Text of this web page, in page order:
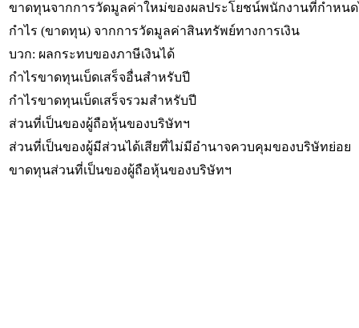
ขาดทุนจากการวัดมูลค่าใหม่ของผลประโยชน์พนักงานที่กำหนด
กำไร (ขาดทุน) จากการวัดมูลค่าสินทรัพย์ทางการเงิน
บวก: ผลกระทบของภาษีเงินได้
กำไรขาดทุนเบ็ดเสร็จอื่นสำหรับปี
กำไรขาดทุนเบ็ดเสร็จรวมสำหรับปี
ส่วนที่เป็นของผู้ถือหุ้นของบริษัทฯ
ส่วนที่เป็นของผู้มีส่วนได้เสียที่ไม่มีอำนาจควบคุมของบริษัทย่อย
ขาดทุนส่วนที่เป็นของผู้ถือหุ้นของบริษัทฯ